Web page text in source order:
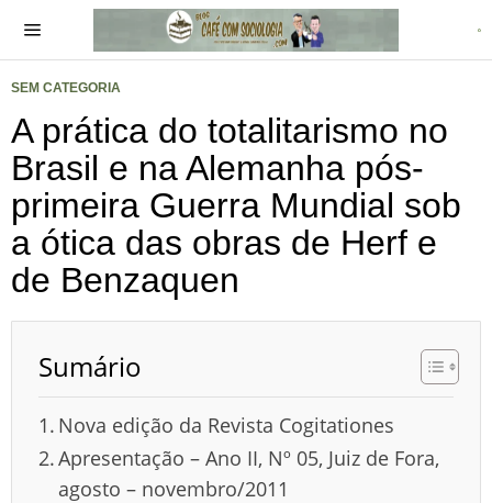
SEM CATEGORIA
A prática do totalitarismo no
Brasil e na Alemanha pós-
primeira Guerra Mundial sob
a ótica das obras de Herf e
de Benzaquen
Sumário
Nova edição da Revista Cogitationes
Apresentação – Ano II, Nº 05, Juiz de Fora,
agosto – novembro/2011